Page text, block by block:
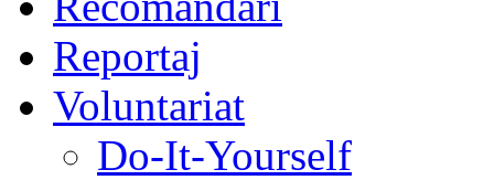
Reportaj
Voluntariat
Do-It-Yourself